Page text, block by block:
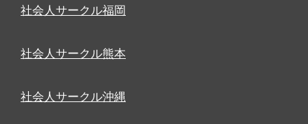
社会人サークル福岡
社会人サークル熊本
社会人サークル沖縄